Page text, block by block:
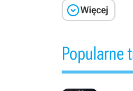
Więcej
Popularne